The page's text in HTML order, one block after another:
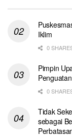
Iklim
0
Pimpin
0
Tidak
sebagai